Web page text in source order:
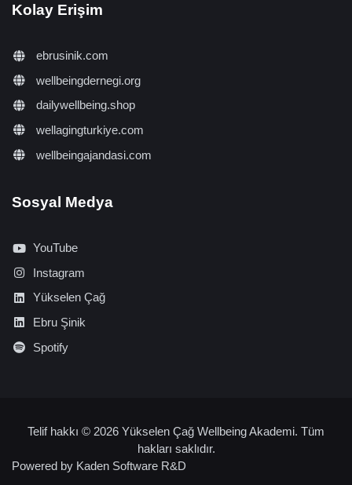
Kolay Erişim
ebrusinik.com
wellbeingdernegi.org
dailywellbeing.shop
wellagingturkiye.com
wellbeingajandasi.com
Sosyal Medya
YouTube
Instagram
Yükselen Çağ
Ebru Şinik
Spotify
Telif hakkı © 2026 Yükselen Çağ Wellbeing Akademi. Tüm
hakları saklıdır.
Powered by Kaden Software R&D